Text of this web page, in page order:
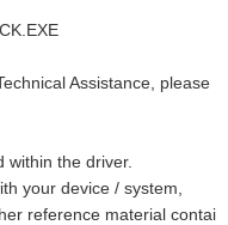
Assistance, please
within the driver.
your device / system,
reference material contai